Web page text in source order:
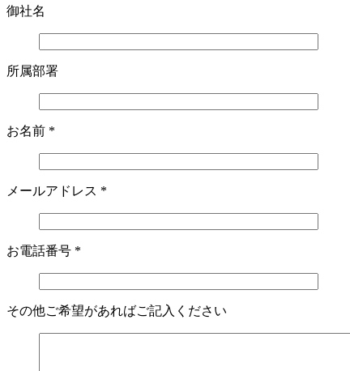
御社名
所属部署
お名前 *
メールアドレス *
お電話番号 *
その他ご希望があればご記入ください